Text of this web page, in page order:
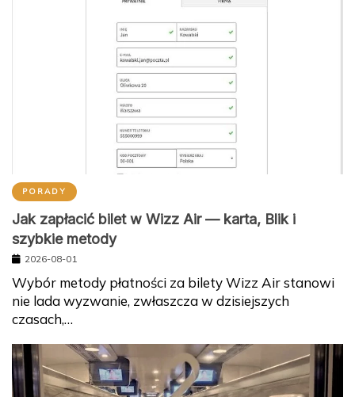
PORADY
Jak zapłacić bilet w Wizz Air — karta, Blik i
szybkie metody
2026-08-01
Wybór metody płatności za bilety Wizz Air stanowi
nie lada wyzwanie, zwłaszcza w dzisiejszych
czasach,…